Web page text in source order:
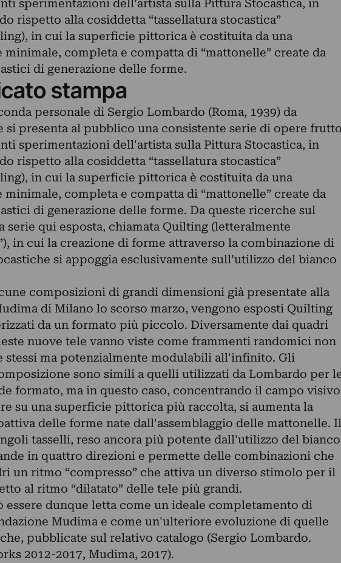
sperimentazioni dell’artista sulla Pittura Stocastica, in
rispetto alla cosiddetta “tassellatura stocastica”
in cui la superficie pittorica è costituita da una
minimale, completa e compatta di “mattonelle” create da
di generazione delle forme.
stampa
personale di Sergio Lombardo (Roma, 1939) da
si presenta al pubblico una consistente serie di opere
sperimentazioni dell'artista sulla Pittura Stocastica, in
rispetto alla cosiddetta “tassellatura stocastica”
in cui la superficie pittorica è costituita da una
minimale, completa e compatta di “mattonelle” create da
di generazione delle forme. Da queste ricerche sul
serie qui esposta, chiamata Quilting (letteralmente
in cui la creazione di forme attraverso la combinazione di
si appoggia esclusivamente sull’utilizzo del bianco
composizioni di grandi dimensioni già presentate alla
di Milano lo scorso marzo, vengono esposti Quilting
da un formato più piccolo. Diversamente dai quadri
nuove tele vanno viste come frammenti randomici non
stessi ma potenzialmente modulabili all'infinito. Gli
sono simili a quelli utilizzati da Lombardo per
formato, ma in questo caso, concentrando il campo visivo
su una superficie pittorica più raccolta, si aumenta la
delle forme nate dall'assemblaggio delle mattonelle. Il
tasselli, reso ancora più potente dall'utilizzo del bianco
in quattro direzioni e permette delle combinazioni che
un ritmo “compresso” che attiva un diverso stimolo per il
al ritmo “dilatato” delle tele più grandi.
essere dunque letta come un ideale completamento di
Mudima e come un'ulteriore evoluzione di quelle
pubblicate sul relativo catalogo (Sergio Lombardo.
2012-2017, Mudima, 2017).